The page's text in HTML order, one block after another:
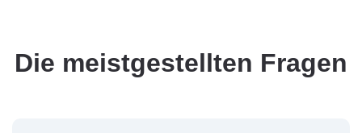
Die meistgestellten Fragen